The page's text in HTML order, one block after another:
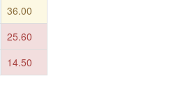
36.00
25.60
14.50